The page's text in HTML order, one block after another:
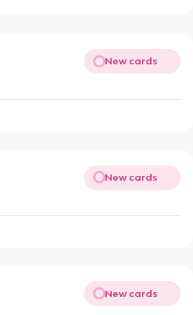
New cards
New cards
New cards